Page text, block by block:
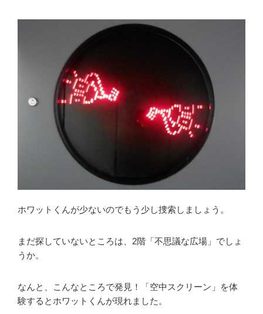
ホワットくんが少ないのでもう少し捜索しましょう。
まだ探していないところは、2階「不思議な広場」でしょ
うか。
なんと、こんなところで発見！「空中スクリーン」を体
験するとホワットくんが現れました。